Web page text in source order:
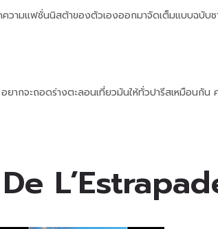
ามแฟชั่นนิสต้าของตัวเองออกมาจัดเต็มแบบฉบับช
ากจะถอดร่างตะลอนเที่ยวมันให้ทั่วปารีสเหมือนกั